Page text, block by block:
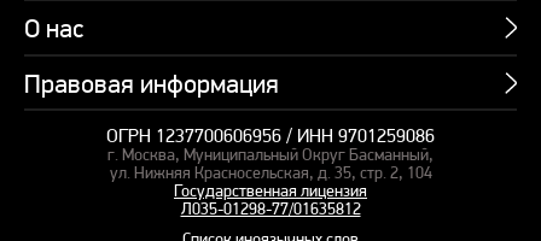
Пакетные предложения
Профессии
Подарочные сертификаты
Корпоративное обучение
Курсы для сотрудников
Пакетные предложения
Учебник по презентациям
Банк слайдов
Вебинары
Студия дизайна
Заказать презентацию
О нас
Об академии
СМИ о нас
Правовая информация
Карта сайта
Оферта и лицензия
ОГРН 1237700606956 / ИНН 9701259086
г. Москва, Муниципальный Округ Басманный,
ул. Нижняя Красносельская, д. 35, стр. 2, 104
Государственная лицензия
Л035-01298-77/01635812